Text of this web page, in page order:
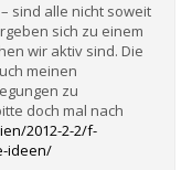
sind alle nicht soweit
sich zu einem
wir aktiv sind. Die
meinen
zu
doch mal nach
2012-2-2/f-
ideen/